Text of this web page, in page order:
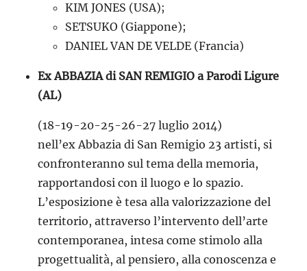
KIM JONES (USA);
SETSUKO (Giappone);
DANIEL VAN DE VELDE (Francia)
Ex ABBAZIA di SAN REMIGIO a Parodi Ligure
(AL)
(18-19-20-25-26-27 luglio 2014)
nell’ex Abbazia di San Remigio 23 artisti, si
confronteranno sul tema della memoria,
rapportandosi con il luogo e lo spazio.
L’esposizione è tesa alla valorizzazione del
territorio, attraverso l’intervento dell’arte
contemporanea, intesa come stimolo alla
progettualità, al pensiero, alla conoscenza e